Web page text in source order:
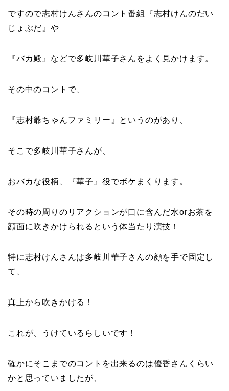
ですので志村けんさんのコント番組『志村けんのだい
じょぶだ 』や
『バカ殿 』などで多岐川華子さんをよく見かけます。
その中のコントで、
『志村爺ちゃんファミリー 』というのがあり、
そこで多岐川華子さんが、
おバカな役柄、『華子 』役でボケまくります。
その時の周りのリアクションが口に含んだ水orお茶を
顔面に吹きかけられるという体当たり演技！
特に志村けんさんは多岐川華子さんの顔を手で固定し
て、
真上から吹きかける！
これが、うけているらしいです！
確かにそこまでのコントを出来るのは優香さんくらい
かと思っていましたが、